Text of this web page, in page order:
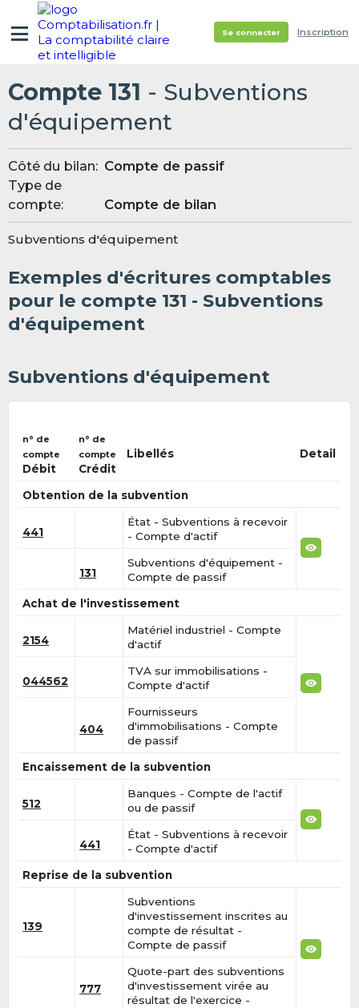
Se connecter Inscription
Compte 131 - Subventions
d'équipement
Côté du bilan: Compte de passif
Type de
compte:
Compte de bilan
Subventions d'équipement
Exemples d'écritures comptables
pour le compte 131 - Subventions
d'équipement
Subventions d'équipement
n° de
compte
Débit
n° de
compte
Crédit
Libellés Detail
Obtention de la subvention
441
État - Subventions à recevoir
- Compte d'actif
131
Subventions d'équipement -
Compte de passif
Achat de l'investissement
2154
Matériel industriel - Compte
d'actif
044562
TVA sur immobilisations -
Compte d'actif
404
Fournisseurs
d'immobilisations - Compte
de passif
Encaissement de la subvention
512
Banques - Compte de l'actif
ou de passif
441
État - Subventions à recevoir
- Compte d'actif
Reprise de la subvention
139
Subventions
d'investissement inscrites au
compte de résultat -
Compte de passif
777
Quote-part des subventions
d'investissement virée au
résultat de l'exercice -